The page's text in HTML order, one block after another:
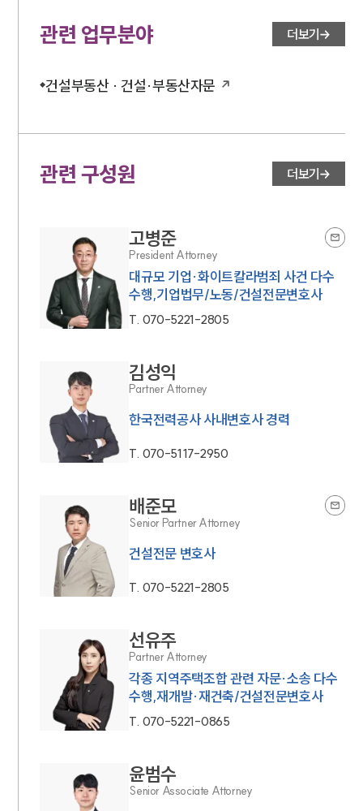
관련 업무분야 더보기
건설부동산 · 건설·부동산자문
관련 구성원 더보기
고병준
President Attorney
대규모 기업·화이트칼라범죄 사건 다수
수행,기업법무/노동/건설전문변호사
T. 070-5221-2805
김성익
Partner Attorney
한국전력공사 사내변호사 경력
T. 070-5117-2950
배준모
Senior Partner Attorney
건설전문 변호사
T. 070-5221-2805
선유주
Partner Attorney
각종 지역주택조합 관련 자문·소송 다수
수행,재개발·재건축/건설전문변호사
T. 070-5221-0865
윤범수
Senior Associate Attorney